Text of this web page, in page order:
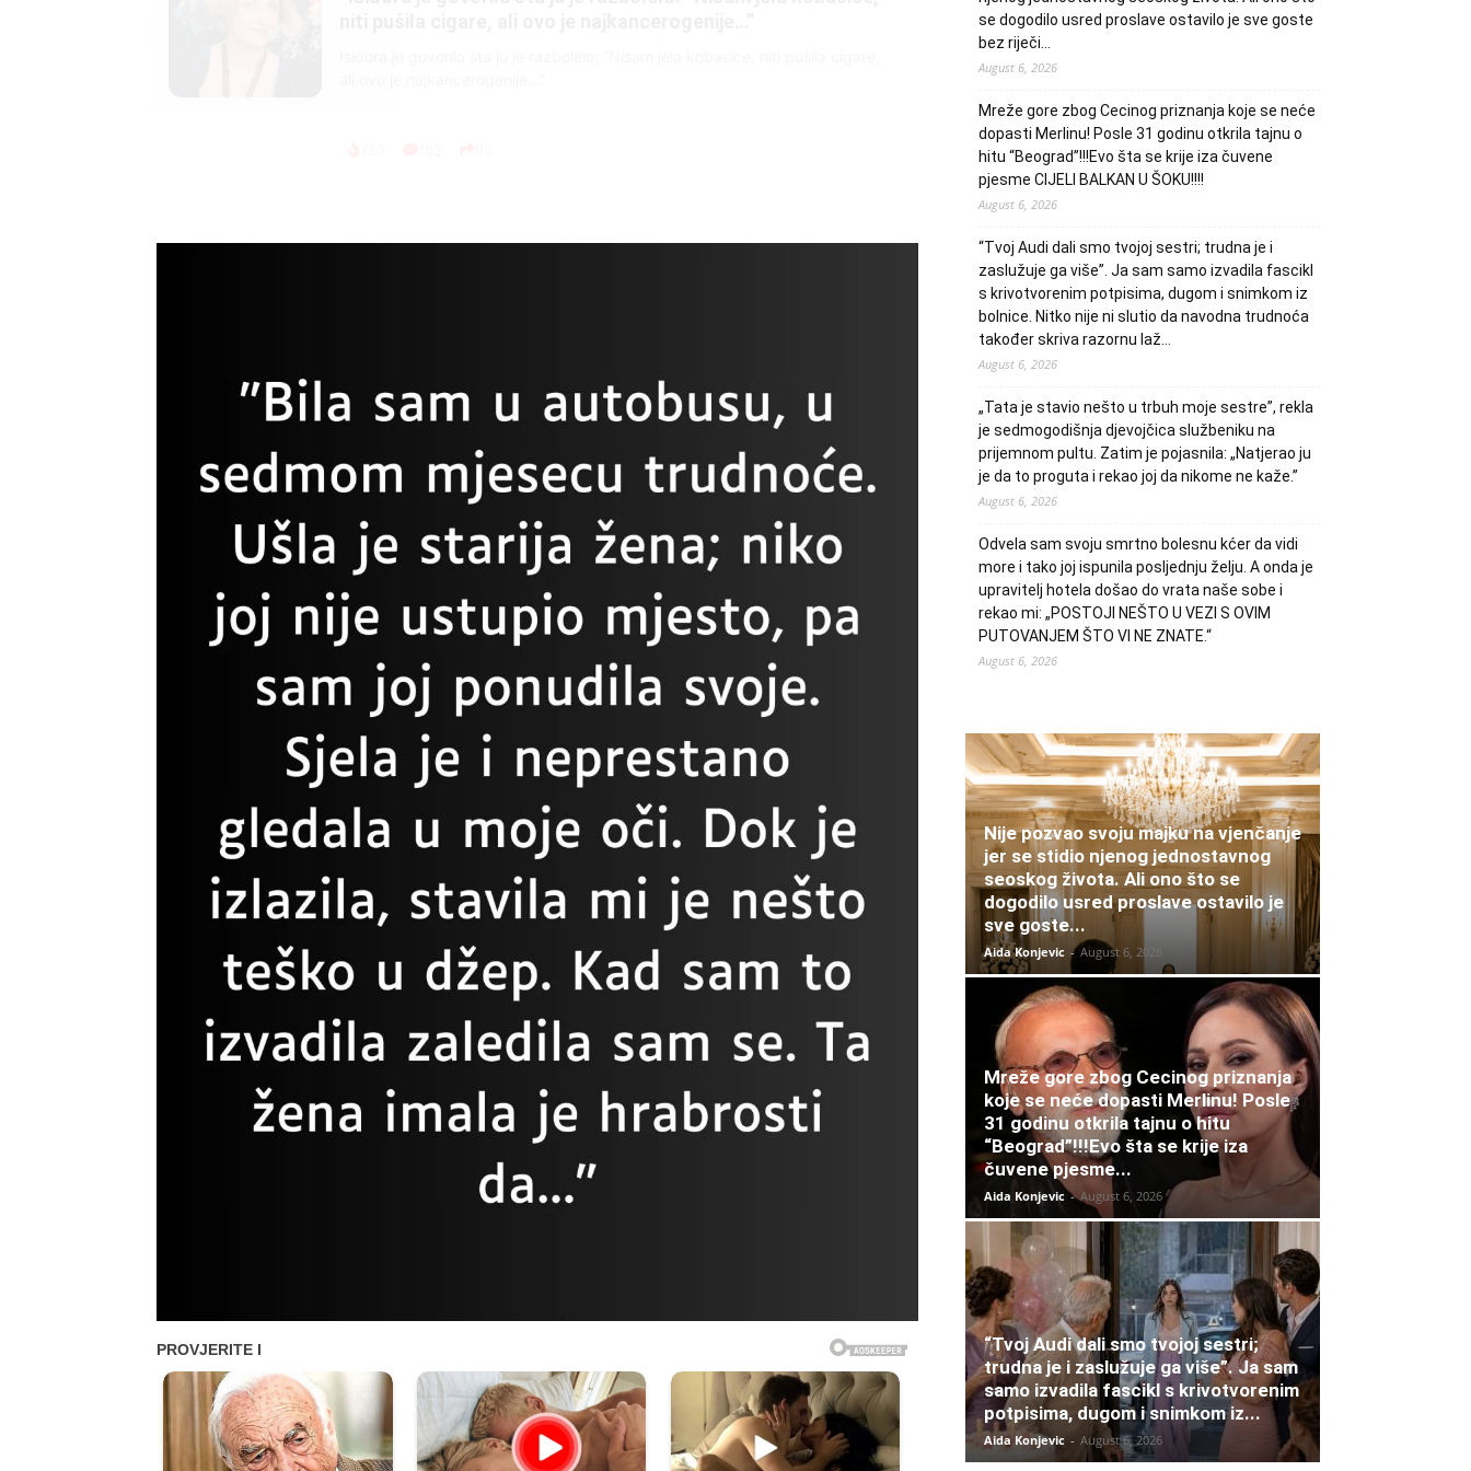
se dogodilo usred proslave ostavilo je sve goste
bez riječi…
August 6, 2026
Mreže gore zbog Cecinog priznanja koje se neće
dopasti Merlinu! Posle 31 godinu otkrila tajnu o
hitu “Beograd”!!!Evo šta se krije iza čuvene
pjesme CIJELI BALKAN U ŠOKU!!!!
August 6, 2026
“Tvoj Audi dali smo tvojoj sestri; trudna je i
zaslužuje ga više”. Ja sam samo izvadila fascikl
s krivotvorenim potpisima, dugom i snimkom iz
bolnice. Nitko nije ni slutio da navodna trudnoća
također skriva razornu laž…
August 6, 2026
„Tata je stavio nešto u trbuh moje sestre”, rekla
je sedmogodišnja djevojčica službeniku na
prijemnom pultu. Zatim je pojasnila: „Natjerao ju
je da to proguta i rekao joj da nikome ne kaže.”
August 6, 2026
Odvela sam svoju smrtno bolesnu kćer da vidi
more i tako joj ispunila posljednju želju. A onda je
upravitelj hotela došao do vrata naše sobe i
rekao mi: „POSTOJI NEŠTO U VEZI S OVIM
PUTOVANJEM ŠTO VI NE ZNATE.“
August 6, 2026
Nije pozvao svoju majku na vjenčanje
jer se stidio njenog jednostavnog
seoskog života. Ali ono što se
dogodilo usred proslave ostavilo je
sve goste...
Aida Konjevic - August 6, 2026
Mreže gore zbog Cecinog priznanja
koje se neće dopasti Merlinu! Posle
31 godinu otkrila tajnu o hitu
“Beograd”!!!Evo šta se krije iza
čuvene pjesme...
Aida Konjevic - August 6, 2026
“Tvoj Audi dali smo tvojoj sestri;
trudna je i zaslužuje ga više”. Ja sam
samo izvadila fascikl s krivotvorenim
potpisima, dugom i snimkom iz...
Aida Konjevic - August 6, 2026